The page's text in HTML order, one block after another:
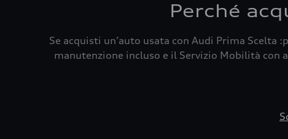
Perché
Se acquisti un’auto usata con Audi Prima
manutenzione incluso e il Servizio Mobilità con